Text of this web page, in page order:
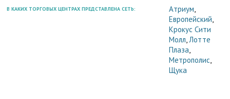
В КАКИХ ТОРГОВЫХ ЦЕНТРАХ ПРЕДСТАВЛЕНА СЕТЬ: Атриум,
Европейский,
Крокус Сити
Молл,Лотте
Плаза,
Метрополис,
Щука